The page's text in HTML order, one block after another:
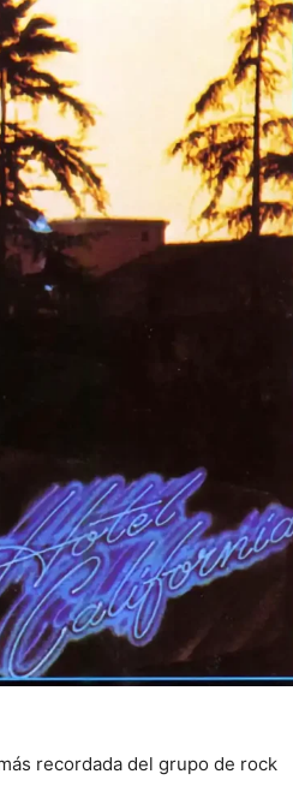
recordada del grupo de rock